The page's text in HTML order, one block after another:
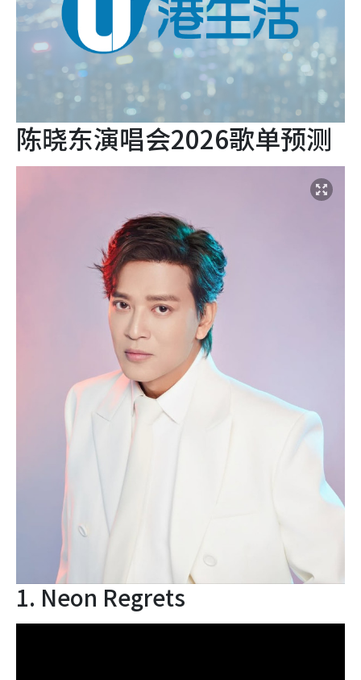
陈晓东演唱会2026歌单预测
1. Neon Regrets